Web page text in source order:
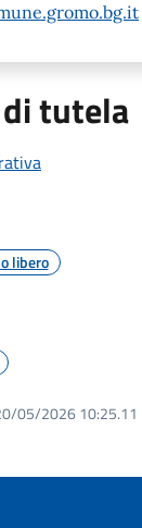
tutela
libero
05/2026 10:25.11